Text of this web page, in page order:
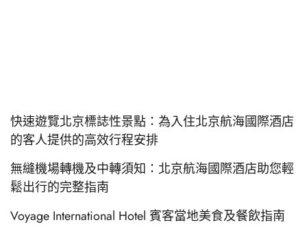
快速遊覽北京標誌性景點：為入住北京航海國際酒店
的客人提供的高效行程安排
無縫機場轉機及中轉須知：北京航海國際酒店助您輕
鬆出行的完整指南
Voyage International Hotel 賓客當地美食及餐飲指南